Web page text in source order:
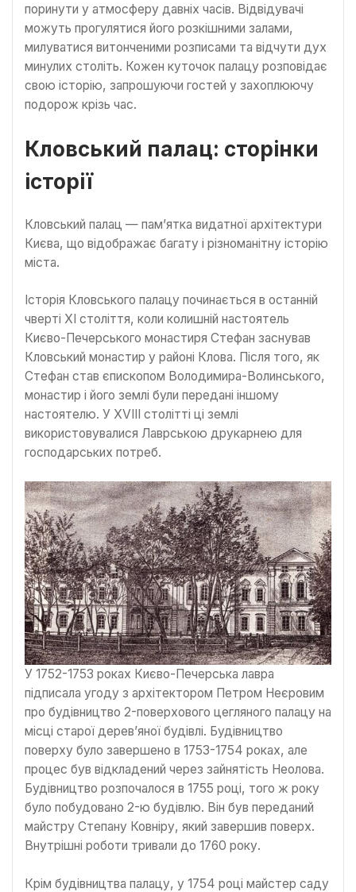
поринути у атмосферу давніх часів. Відвідувачі
можуть прогулятися його розкішними залами,
милуватися витонченими розписами та відчути дух
минулих століть. Кожен куточок палацу розповідає
свою історію, запрошуючи гостей у захоплюючу
подорож крізь час.
Кловський палац: сторінки
історії
Кловський палац — пам’ятка видатної архітектури
Києва, що відображає багату і різноманітну історію
міста.
Історія Кловського палацу починається в останній
чверті XI століття, коли колишній настоятель
Києво-Печерського монастиря Стефан заснував
Кловський монастир у районі Клова. Після того, як
Стефан став єпископом Володимира-Волинського,
монастир і його землі були передані іншому
настоятелю. У XVIII столітті ці землі
використовувалися Лаврською друкарнею для
господарських потреб.
У 1752-1753 роках Києво-Печерська лавра
підписала угоду з архітектором Петром Неєровим
про будівництво 2-поверхового цегляного палацу на
місці старої дерев’яної будівлі. Будівництво
поверху було завершено в 1753-1754 роках, але
процес був відкладений через зайнятість Неолова.
Будівництво розпочалося в 1755 році, того ж року
було побудовано 2-ю будівлю. Він був переданий
майстру Степану Ковніру, який завершив поверх.
Внутрішні роботи тривали до 1760 року.
Крім будівництва палацу, у 1754 році майстер саду